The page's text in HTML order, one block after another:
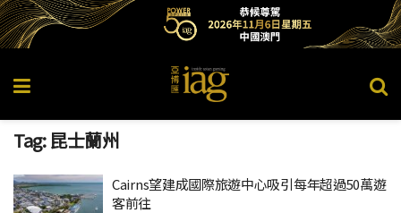
Tag: 昆士蘭州
Cairns望建成國際旅遊中心吸引每年超過50萬遊
客前往